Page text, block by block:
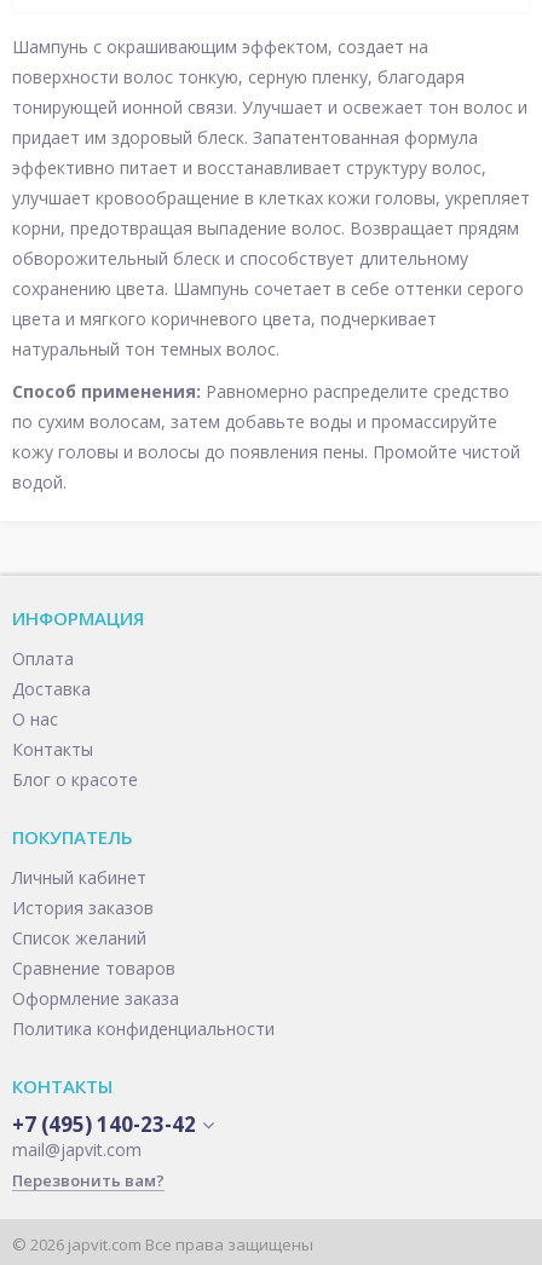
Шампунь с окрашивающим эффектом, создает на
поверхности волос тонкую, серную пленку, благодаря
тонирующей ионной связи. Улучшает и освежает тон волос и
придает им здоровый блеск. Запатентованная формула
эффективно питает и восстанавливает структуру волос,
улучшает кровообращение в клетках кожи головы, укрепляет
корни, предотвращая выпадение волос. Возвращает прядям
обворожительный блеск и способствует длительному
сохранению цвета. Шампунь сочетает в себе оттенки серого
цвета и мягкого коричневого цвета, подчеркивает
натуральный тон темных волос.
Способ применения: Равномерно распределите средство
по сухим волосам, затем добавьте воды и промассируйте
кожу головы и волосы до появления пены. Промойте чистой
водой.
ИНФОРМАЦИЯ
Оплата
Доставка
О нас
Контакты
Блог о красоте
ПОКУПАТЕЛЬ
Личный кабинет
История заказов
Список желаний
Сравнение товаров
Оформление заказа
Политика конфиденциальности
КОНТАКТЫ
+7 (495) 140-23-42
mail@japvit.com
Перезвонить вам?
© 2026 japvit.com Все права защищены